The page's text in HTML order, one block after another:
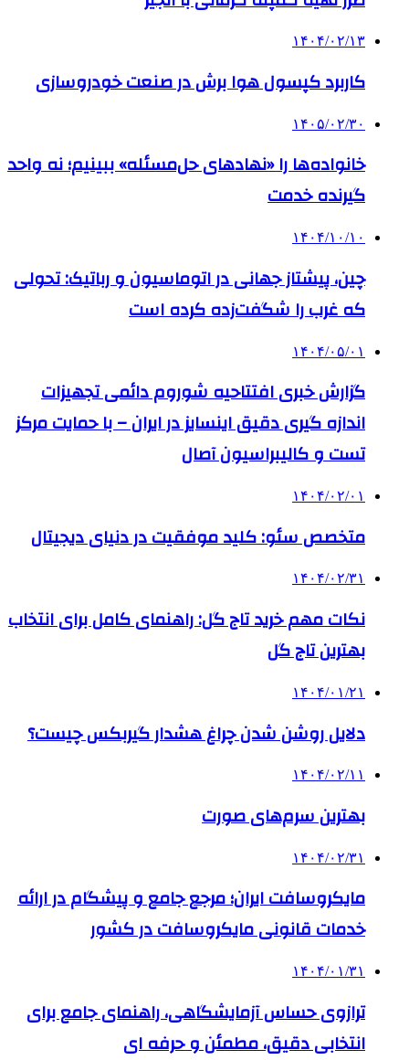
۱۴۰۴/۰۲/۱۳
کاربرد کپسول هوا برش در صنعت خودروسازی
۱۴۰۵/۰۲/۳۰
خانواده‌ها را «نهادهای حل‌مسئله» ببینیم؛ نه واحد
گیرنده خدمت
۱۴۰۴/۱۰/۱۰
چین، پیشتاز جهانی در اتوماسیون و رباتیک: تحولی
که غرب را شگفت‌زده کرده است
۱۴۰۴/۰۵/۰۱
گزارش خبری افتتاحیه شوروم دائمی تجهیزات
اندازه گیری دقیق اینسایز در ایران – با حمایت مرکز
تست و کالیبراسیون آصال
۱۴۰۴/۰۲/۰۱
متخصص سئو: کلید موفقیت در دنیای دیجیتال
۱۴۰۴/۰۲/۳۱
نکات مهم خرید تاج گل: راهنمای کامل برای انتخاب
بهترین تاج گل
۱۴۰۴/۰۱/۲۱
دلایل روشن شدن چراغ هشدار گیربکس چیست؟
۱۴۰۴/۰۲/۱۱
بهترین سرم‌های صورت
۱۴۰۴/۰۲/۳۱
مایکروسافت ایران؛ مرجع جامع و پیشگام در ارائه
خدمات قانونی مایکروسافت در کشور
۱۴۰۴/۰۱/۳۱
ترازوی حساس آزمایشگاهی، راهنمای جامع برای
انتخابی دقیق، مطمئن و حرفه ای